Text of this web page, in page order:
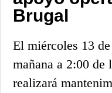
Brugal
El miércoles 13
mañana a 2:00 de
realizará